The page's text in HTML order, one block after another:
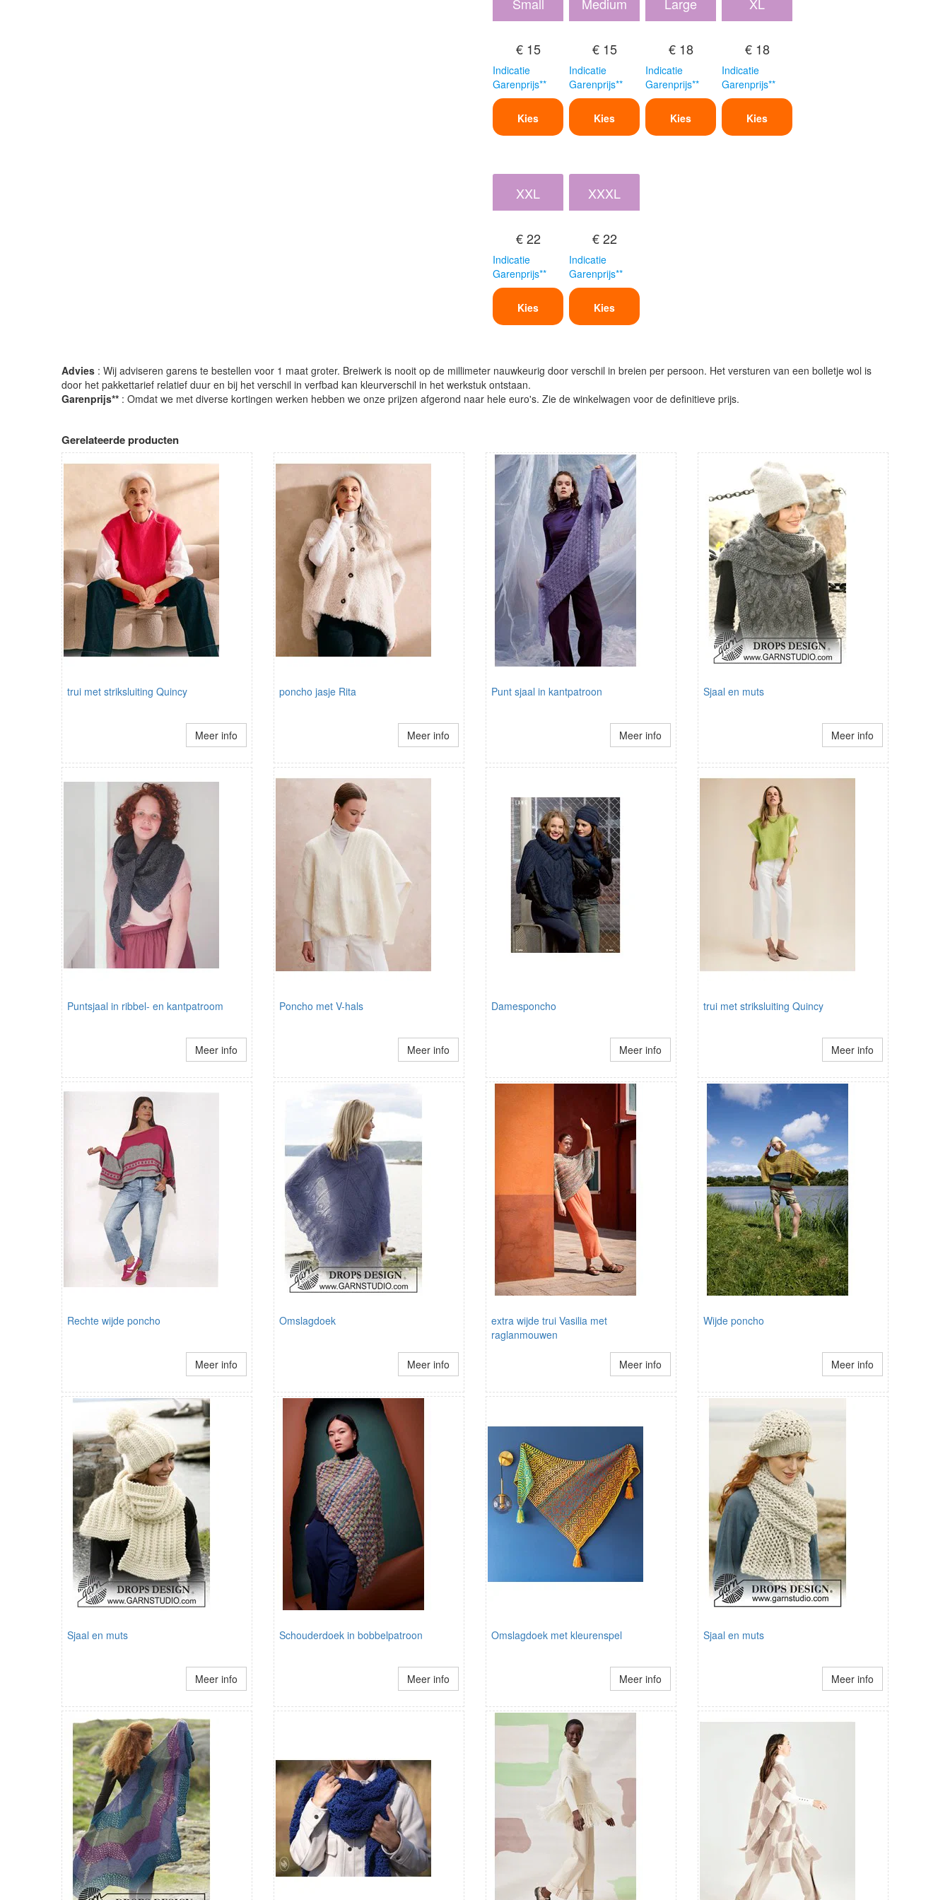
Small
€ 15
Indicatie
Garenprijs**
Kies
Medium
€ 15
Indicatie
Garenprijs**
Kies
Large
€ 18
Indicatie
Garenprijs**
Kies
XL
€ 18
Indicatie
Garenprijs**
Kies
XXL
€ 22
Indicatie
Garenprijs**
Kies
XXXL
€ 22
Indicatie
Garenprijs**
Kies
Advies : Wij adviseren garens te bestellen voor 1 maat groter. Breiwerk is nooit op de millimeter nauwkeurig door verschil in breien per persoon. Het versturen van een bolletje wol is
door het pakkettarief relatief duur en bij het verschil in verfbad kan kleurverschil in het werkstuk ontstaan.
Garenprijs** : Omdat we met diverse kortingen werken hebben we onze prijzen afgerond naar hele euro's. Zie de winkelwagen voor de definitieve prijs.
Gerelateerde producten
trui met striksluiting Quincy
Meer info
poncho jasje Rita
Meer info
Punt sjaal in kantpatroon
Meer info
Sjaal en muts
Meer info
Puntsjaal in ribbel- en kantpatroom
Meer info
Poncho met V-hals
Meer info
Damesponcho
Meer info
trui met striksluiting Quincy
Meer info
Rechte wijde poncho
Meer info
Omslagdoek
Meer info
extra wijde trui Vasilia met
raglanmouwen
Meer info
Wijde poncho
Meer info
Sjaal en muts
Meer info
Schouderdoek in bobbelpatroon
Meer info
Omslagdoek met kleurenspel
Meer info
Sjaal en muts
Meer info